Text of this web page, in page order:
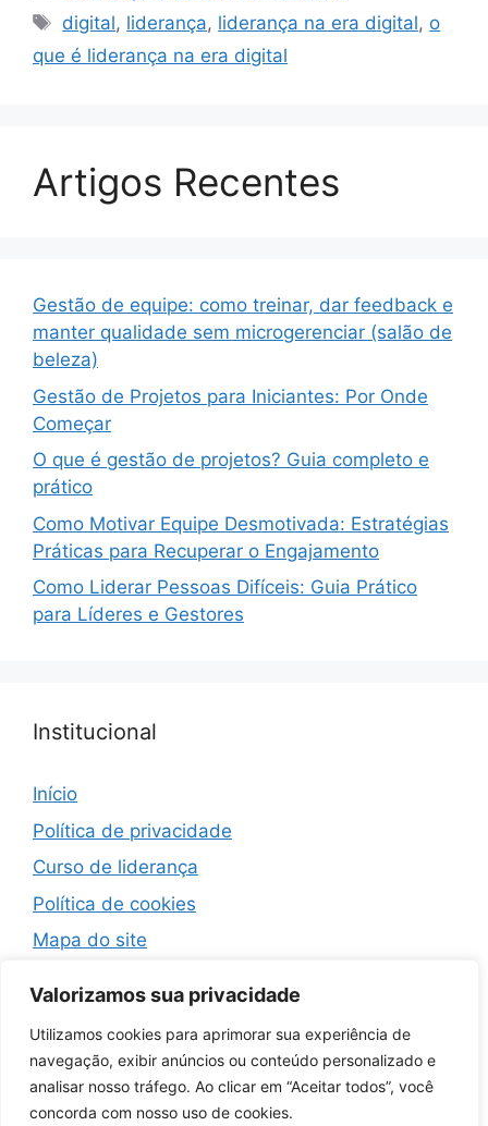
Valorizamos sua privacidade
Utilizamos cookies para aprimorar sua experiência de
navegação, exibir anúncios ou conteúdo personalizado e
analisar nosso tráfego. Ao clicar em “Aceitar todos”, você
concorda com nosso uso de cookies.
Tags
digital, liderança, liderança na era digital, o
que é liderança na era digital
Artigos Recentes
Gestão de equipe: como treinar, dar feedback e
manter qualidade sem microgerenciar (salão de
beleza)
Gestão de Projetos para Iniciantes: Por Onde
Começar
O que é gestão de projetos? Guia completo e
prático
Como Motivar Equipe Desmotivada: Estratégias
Práticas para Recuperar o Engajamento
Como Liderar Pessoas Difíceis: Guia Prático
para Líderes e Gestores
Institucional
Início
Política de privacidade
Curso de liderança
Política de cookies
Mapa do site